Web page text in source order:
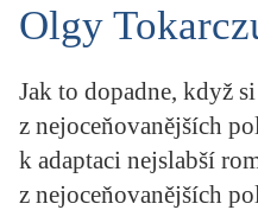
KATEGORIE
Olgy
Jak to dopadne, když
z nejoceňovanějších
k adaptaci nejslabší
z nejoceňovanějších